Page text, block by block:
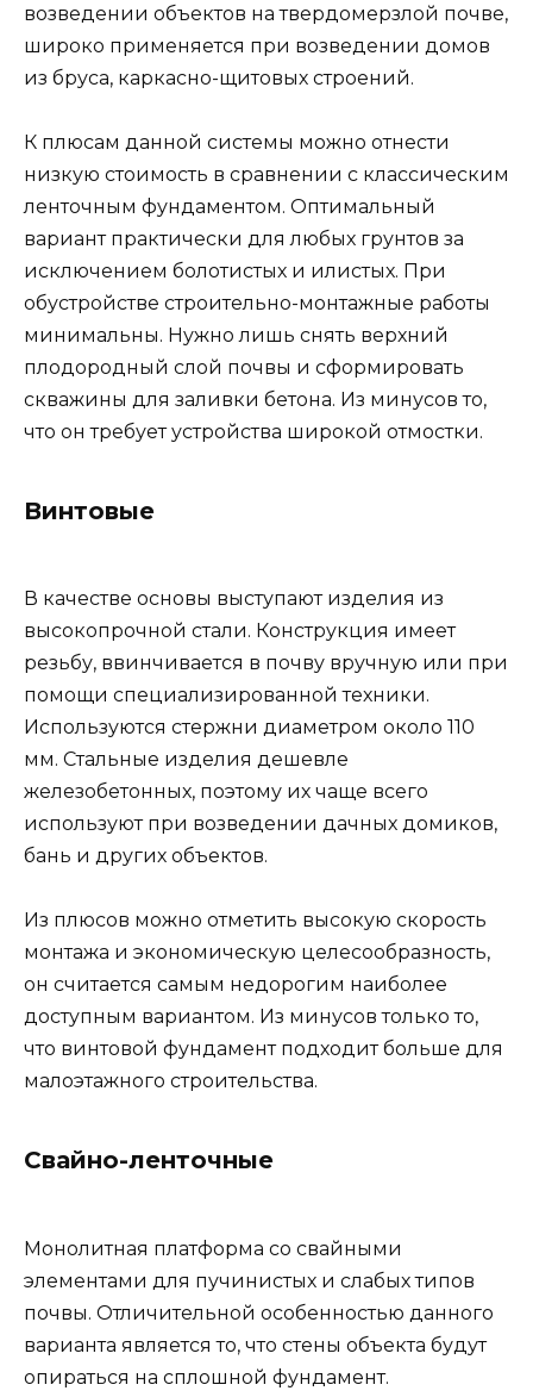
возведении объектов на твердомерзлой почве,
широко применяется при возведении домов
из бруса, каркасно-щитовых строений.
К плюсам данной системы можно отнести
низкую стоимость в сравнении с классическим
ленточным фундаментом. Оптимальный
вариант практически для любых грунтов за
исключением болотистых и илистых. При
обустройстве строительно-монтажные работы
минимальны. Нужно лишь снять верхний
плодородный слой почвы и сформировать
скважины для заливки бетона. Из минусов то,
что он требует устройства широкой отмостки.
Винтовые
В качестве основы выступают изделия из
высокопрочной стали. Конструкция имеет
резьбу, ввинчивается в почву вручную или при
помощи специализированной техники.
Используются стержни диаметром около 110
мм. Стальные изделия дешевле
железобетонных, поэтому их чаще всего
используют при возведении дачных домиков,
бань и других объектов.
Из плюсов можно отметить высокую скорость
монтажа и экономическую целесообразность,
он считается самым недорогим наиболее
доступным вариантом. Из минусов только то,
что винтовой фундамент подходит больше для
малоэтажного строительства.
Свайно-ленточные
Монолитная платформа со свайными
элементами для пучинистых и слабых типов
почвы. Отличительной особенностью данного
варианта является то, что стены объекта будут
опираться на сплошной фундамент.